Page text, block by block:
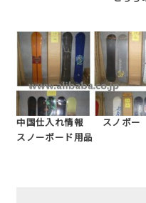
中国仕入れ情報 スノボー
スノーボード用品